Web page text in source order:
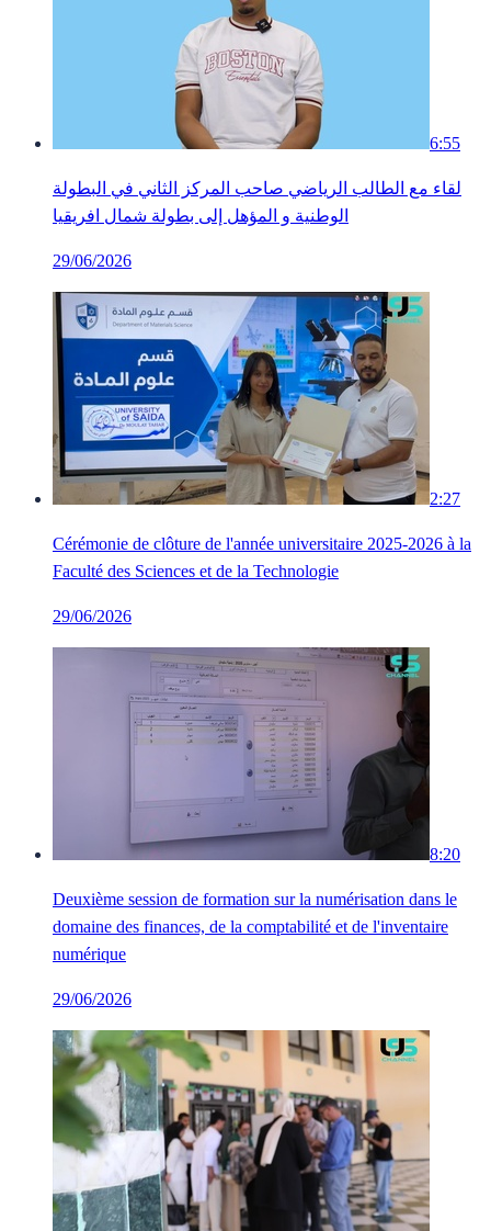
6:55
لقاء مع الطالب الرياضي صاحب المركز الثاني في البطولة
الوطنية و المؤهل إلى بطولة شمال افريقيا
29/06/2026
2:27
Cérémonie de clôture de l'année universitaire 2025-2026 à la
Faculté des Sciences et de la Technologie
29/06/2026
8:20
Deuxième session de formation sur la numérisation dans le
domaine des finances, de la comptabilité et de l'inventaire
numérique
29/06/2026